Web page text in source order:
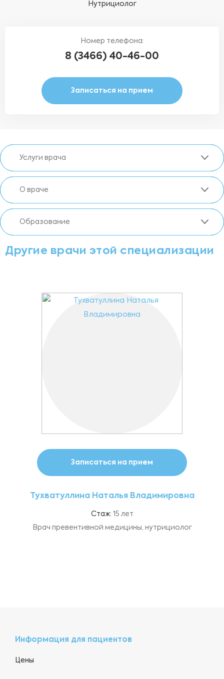
Нутрициолог
Номер телефона:
8 (3466) 40-46-00
Записаться на прием
Услуги врача
О враче
Образование
Другие врачи этой специализации
Записаться на прием
Тухватуллина Наталья Владимировна
Стаж: 15 лет
Врач превентивной медицины, нутрициолог
Информация для пациентов
Цены